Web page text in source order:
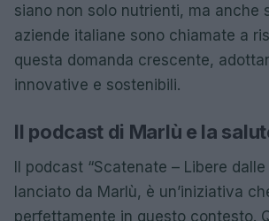
siano non solo nutrienti, ma anche
aziende italiane sono chiamate a
questa domanda crescente,
innovative e sostenibili.
Il podcast di Marlù e la
Il podcast “Scatenate – Libere dalle
lanciato da Marlù, è un’iniziativa
perfettamente in questo contesto.